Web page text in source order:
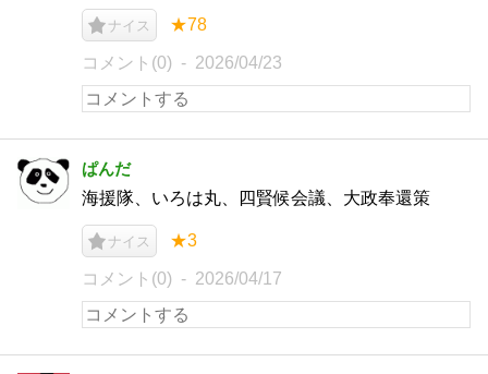
ナイス ★78
コメント(0) 2026/04/23
ぱんだ
海援隊、いろは丸、四賢候会議、大政奉還策
ナイス ★3
コメント(0) 2026/04/17